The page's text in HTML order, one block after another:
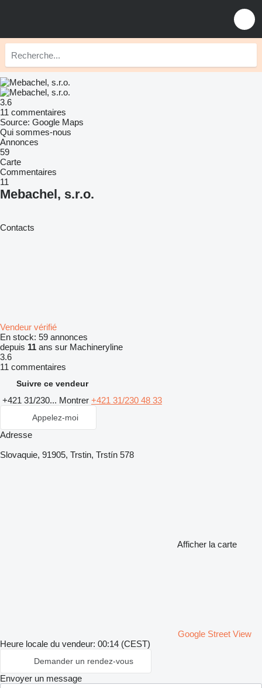
3.6
11 commentaires
Source: Google Maps
Qui sommes-nous
Annonces
59
Carte
Commentaires
11
Mebachel, s.r.o.
Contacts
Vendeur vérifié
En stock: 59 annonces
depuis 11 ans sur Machineryline
3.6
11 commentaires
Suivre ce vendeur
+421 31/230... Montrer +421 31/230 48 33
Appelez-moi
Adresse
Slovaquie, 91905, Trstin, Trstín 578
Afficher la carte
Google Street View
Heure locale du vendeur: 00:14 (CEST)
Demander un rendez-vous
Envoyer un message